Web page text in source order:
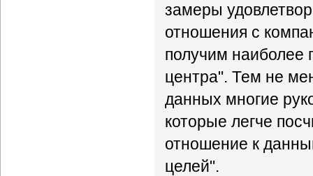
замеры
отношения с
получим наиболее
центра". Тем не
данных многие
которые легче
отношение к
целей".